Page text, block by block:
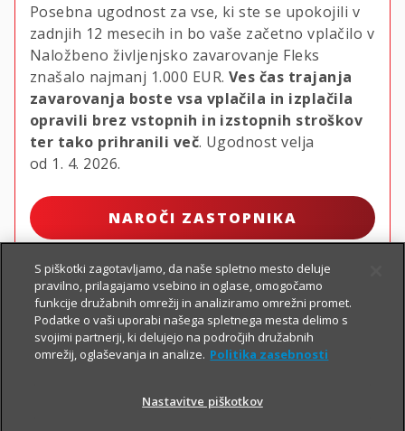
Posebna ugodnost za vse, ki ste se upokojili v
zadnjih 12 mesecih in bo vaše začetno vplačilo v
Naložbeno življenjsko zavarovanje Fleks
znašalo najmanj 1.000 EUR. Ves čas trajanja
zavarovanja boste vsa vplačila in izplačila
opravili brez vstopnih in izstopnih stroškov
ter tako prihranili več. Ugodnost velja
od 1. 4. 2026.
NAROČI ZASTOPNIKA
01 2864 000
S piškotki zagotavljamo, da naše spletno mesto deluje
pravilno, prilagajamo vsebino in oglase, omogočamo
funkcije družabnih omrežij in analiziramo omrežni promet.
Podatke o vaši uporabi našega spletnega mesta delimo s
svojimi partnerji, ki delujejo na področjih družabnih
omrežij, oglaševanja in analize. Politika zasebnosti
Nastavitve piškotkov